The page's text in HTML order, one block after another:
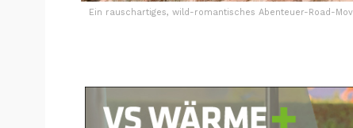
Ein rauschartiges, wild-romantisches Abenteuer-Road-